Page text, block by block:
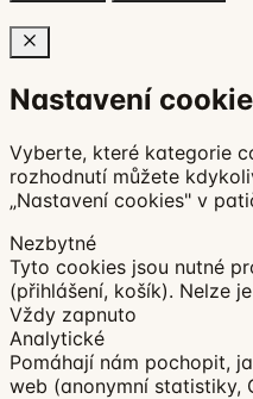
Nastavení
Vyberte, které kategorie
rozhodnutí můžete
„Nastavení cookies" v
Nezbytné
Tyto cookies jsou nutné
(přihlášení, košík). Nelze
Vždy zapnuto
Analytické
Pomáhají nám pochopit,
web (anonymní statistiky,